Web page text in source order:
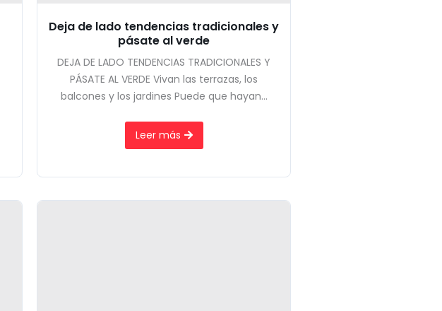
Deja de lado tendencias tradicionales y
pásate al verde
DEJA DE LADO TENDENCIAS TRADICIONALES Y
PÁSATE AL VERDE Vivan las terrazas, los
balcones y los jardines Puede que hayan...
Leer más